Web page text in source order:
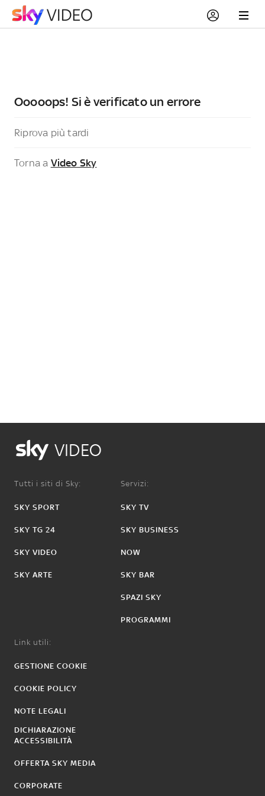
Ooooops! Si è verificato un errore
Riprova più tardi
Torna a Video Sky
VIDEO
Tutti i siti di Sky:
SKY SPORT
SKY TG 24
SKY VIDEO
SKY ARTE
Servizi:
SKY TV
SKY BUSINESS
NOW
SKY BAR
SPAZI SKY
PROGRAMMI
Link utili:
GESTIONE COOKIE
COOKIE POLICY
NOTE LEGALI
DICHIARAZIONE
ACCESSIBILITÀ
OFFERTA SKY MEDIA
CORPORATE